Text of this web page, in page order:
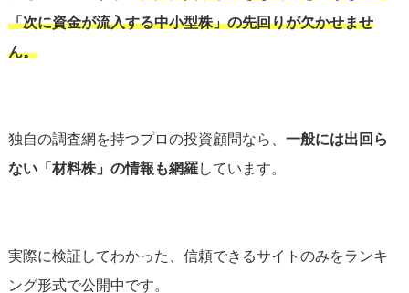
「次に資金が流入する中小型株」の先回りが欠かせませ
ん。
独自の調査網を持つプロの投資顧問なら、 一般には出回ら
ない「材料株」の情報も網羅しています。
実際に検証してわかった、信頼できるサイトのみをランキ
ング形式で公開中です。